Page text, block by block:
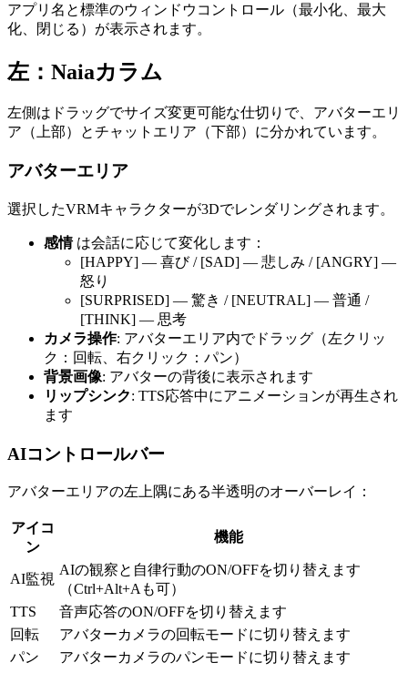
アプリ名と標準のウィンドウコントロール（最小化、最大
化、閉じる）が表示されます。
左：Naiaカラム
左側はドラッグでサイズ変更可能な仕切りで、アバターエリ
ア（上部）とチャットエリア（下部）に分かれています。
アバターエリア
選択したVRMキャラクターが3Dでレンダリングされます。
感情は会話に応じて変化します：
[HAPPY] — 喜び / [SAD] — 悲しみ / [ANGRY] —
怒り
[SURPRISED] — 驚き / [NEUTRAL] — 普通 /
[THINK] — 思考
カメラ操作: アバターエリア内でドラッグ（左クリッ
ク：回転、右クリック：パン）
背景画像: アバターの背後に表示されます
リップシンク: TTS応答中にアニメーションが再生され
ます
AIコントロールバー
アバターエリアの左上隅にある半透明のオーバーレイ：
アイコ
ン
機能
AI監視
AIの観察と自律行動のON/OFFを切り替えます
（Ctrl+Alt+Aも可）
TTS
音声応答のON/OFFを切り替えます
回転
アバターカメラの回転モードに切り替えます
パン
アバターカメラのパンモードに切り替えます